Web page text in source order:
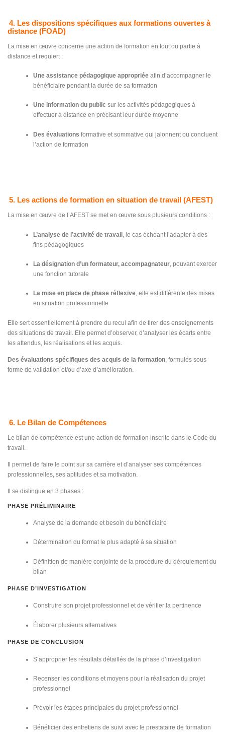
4. Les dispositions spécifiques aux formations ouvertes à
distance (FOAD)
La mise en œuvre concerne une action de formation en tout ou partie à
distance et requiert :
Une assistance pédagogique appropriéeafin d’accompagner le
bénéficiaire pendant la durée de sa formation
Une information du public sur les activités pédagogiques à
effectuer à distance en précisant leur durée moyenne
Des évaluations formative et sommative qui jalonnent ou concluent
l’action de formation
5. Les actions de formation en situation de travail (AFEST)
La mise en œuvre de l’AFEST se met en œuvre sous plusieurs conditions :
L’analyse de l’activité de travail, le cas échéant l’adapter à des
fins pédagogiques
La désignation d’un formateur, accompagnateur, pouvant exercer
une fonction tutorale
La mise en place de phase réflexive, elle est différente des mises
en situation professionnelle
Elle sert essentiellement à prendre du recul afin de tirer des enseignements
des situations de travail. Elle permet d’observer, d’analyser les écarts entre
les attendus, les réalisations et les acquis.
Des évaluations spécifiques des acquis de la formation, formulés sous
forme de validation et/ou d’axe d’amélioration.
6. Le Bilan de Compétences
Le bilan de compétence est une action de formation inscrite dans le Code du
travail.
Il permet de faire le point sur sa carrière et d’analyser ses compétences
professionnelles, ses aptitudes et sa motivation.
Il se distingue en 3 phases :
PHASE PRÉLIMINAIRE
Analyse de la demande et besoin du bénéficiaire
Détermination du format le plus adapté à sa situation
Définition de manière conjointe de la procédure du déroulement du
bilan
PHASE D’INVESTIGATION
Construire son projet professionnel et de vérifier la pertinence
Élaborer plusieurs alternatives
PHASE DE CONCLUSION
S’approprier les résultats détaillés de la phase d’investigation
Recenser les conditions et moyens pour la réalisation du projet
professionnel
Prévoir les étapes principales du projet professionnel
Bénéficier des entretiens de suivi avec le prestataire de formation